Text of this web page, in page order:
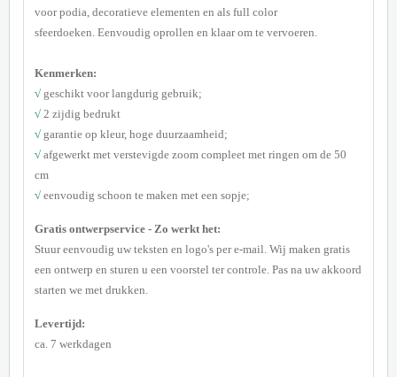
voor podia, decoratieve elementen en als full color
sfeerdoeken. Eenvoudig oprollen en klaar om te vervoeren.
Kenmerken:
√ geschikt voor langdurig gebruik;
√ 2 zijdig bedrukt
√ garantie op kleur, hoge duurzaamheid;
√ afgewerkt met verstevigde zoom compleet met ringen om de 50
cm
√ eenvoudig schoon te maken met een sopje;
Gratis ontwerpservice - Zo werkt het:
Stuur eenvoudig uw teksten en logo's per e-mail. Wij maken gratis
een ontwerp en sturen u een voorstel ter controle. Pas na uw akkoord
starten we met drukken.
Levertijd:
ca. 7 werkdagen